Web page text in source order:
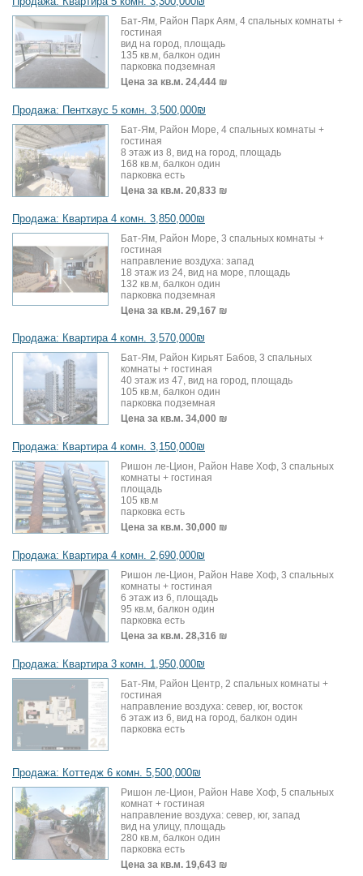
Бат-Ям, Район Парк Аям, 4 спальных комнаты +
гостиная
вид на город, площадь
135 кв.м, балкон один
парковка подземная
Цена за кв.м. 24,444 ₪
Продажа: Пентхаус 5 комн. 3,500,000₪
Бат-Ям, Район Море, 4 спальных комнаты +
гостиная
8 этаж из 8, вид на город, площадь
168 кв.м, балкон один
парковка есть
Цена за кв.м. 20,833 ₪
Продажа: Квартира 4 комн. 3,850,000₪
Бат-Ям, Район Море, 3 спальных комнаты +
гостиная
направление воздуха: запад
18 этаж из 24, вид на море, площадь
132 кв.м, балкон один
парковка подземная
Цена за кв.м. 29,167 ₪
Продажа: Квартира 4 комн. 3,570,000₪
Бат-Ям, Район Кирьят Бабов, 3 спальных
комнаты + гостиная
40 этаж из 47, вид на город, площадь
105 кв.м, балкон один
парковка подземная
Цена за кв.м. 34,000 ₪
Продажа: Квартира 4 комн. 3,150,000₪
Ришон ле-Цион, Район Наве Хоф, 3 спальных
комнаты + гостиная
площадь
105 кв.м
парковка есть
Цена за кв.м. 30,000 ₪
Продажа: Квартира 4 комн. 2,690,000₪
Ришон ле-Цион, Район Наве Хоф, 3 спальных
комнаты + гостиная
6 этаж из 6, площадь
95 кв.м, балкон один
парковка есть
Цена за кв.м. 28,316 ₪
Продажа: Квартира 3 комн. 1,950,000₪
Бат-Ям, Район Центр, 2 спальных комнаты +
гостиная
направление воздуха: север, юг, восток
6 этаж из 6, вид на город, балкон один
парковка есть
Продажа: Коттедж 6 комн. 5,500,000₪
Ришон ле-Цион, Район Наве Хоф, 5 спальных
комнат + гостиная
направление воздуха: север, юг, запад
вид на улицу, площадь
280 кв.м, балкон один
парковка есть
Цена за кв.м. 19,643 ₪